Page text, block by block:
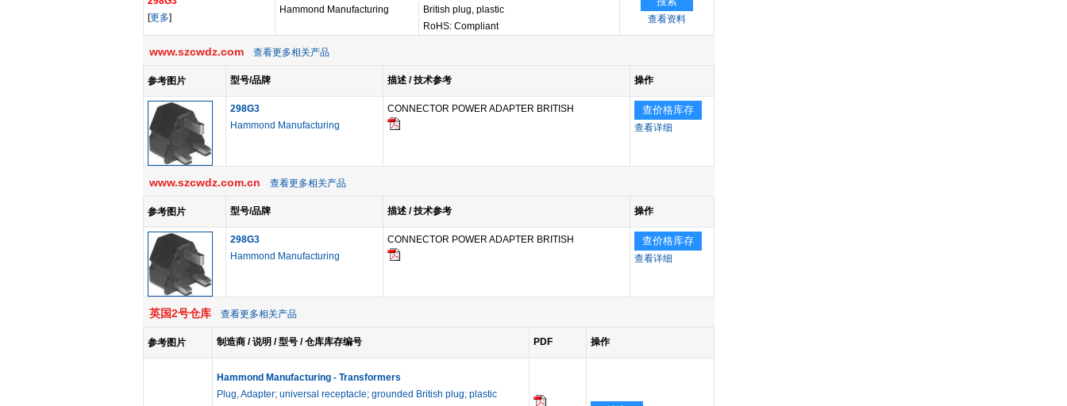
[更多]
Hammond Manufacturing
British plug, plastic
RoHS: Compliant
查看资料
www.szcwdz.com 查看更多相关产品
参考图片 型号/品牌 描述 / 技术参考 操作
298G3
Hammond Manufacturing
CONNECTOR POWER ADAPTER BRITISH 查价格库存
查看详细
www.szcwdz.com.cn 查看更多相关产品
参考图片 型号/品牌 描述 / 技术参考 操作
298G3
Hammond Manufacturing
CONNECTOR POWER ADAPTER BRITISH 查价格库存
查看详细
英国2号仓库 查看更多相关产品
参考图片 制造商 / 说明 / 型号 / 仓库库存编号 PDF 操作
Hammond Manufacturing - Transformers
Plug, Adapter; universal receptacle; grounded British plug; plastic